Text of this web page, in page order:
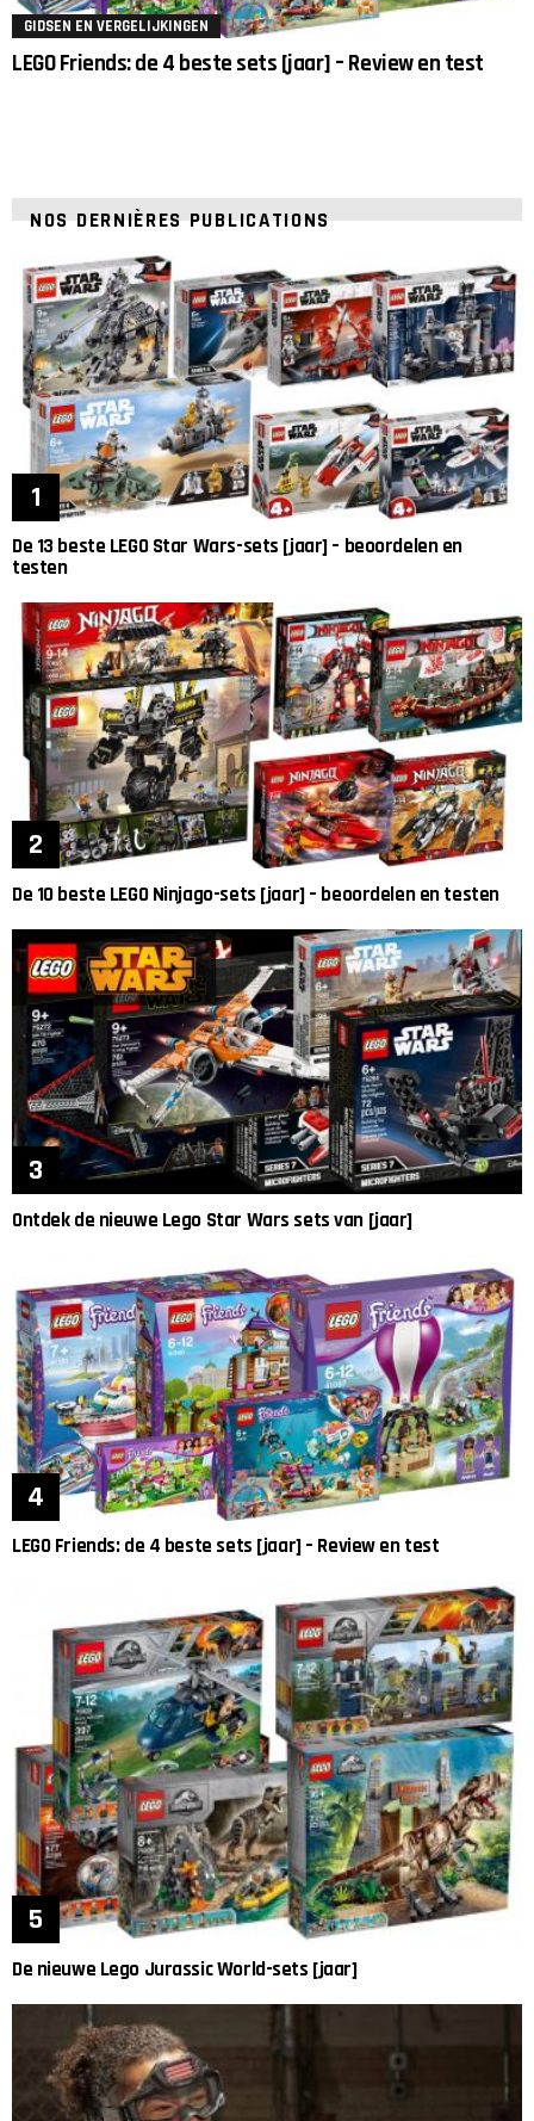
GIDSEN EN VERGELIJKINGEN
LEGO Friends: de 4 beste sets [jaar] – Review en test
NOS DERNIÈRES PUBLICATIONS
De 13 beste LEGO Star Wars-sets [jaar] – beoordelen en
testen
De 10 beste LEGO Ninjago-sets [jaar] – beoordelen en testen
Ontdek de nieuwe Lego Star Wars sets van [jaar]
LEGO Friends: de 4 beste sets [jaar] – Review en test
De nieuwe Lego Jurassic World-sets [jaar]